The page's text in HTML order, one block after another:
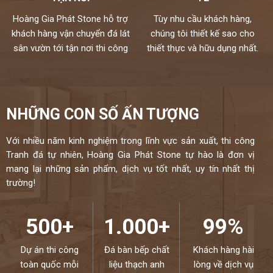
Chúng tôi không bán lẻ đá tấm chỉ nhận gia công chế tác và lắp đặt
theo yêu cầu cho khách hàng nên không phải qua trung gian
Chất lượng,thi công chuyên nghiệp,đội ngũ thợ tay nghề cao đã
được tuyển chọn.
trên máy tính,chúng tôi sẽ luôn đồng hành cùng khách hàng.
Đá cao cấp Hoàng Gia Phát tự hào là đơn vị
thi công đá bàn bếp số 1 tại Hà Nội
NIỀM TIN CỦA KHÁCH LÀ HẠNH PHÚC CỦA CHÚNG TÔI - HÂN
ĐƯỢC PHỤC VỤ QUÝ KHÁCH – HOTLINE:
0946916986
Hoàng Gia Phát Stone hỗ trợ
khách hàng vận chuyển đá lát
sân vườn tới tận nơi thi công
Tùy nhu cầu khách hàng,
chúng tôi thiết kế sao cho
thiết thực và hữu dụng nhất.
NHỮNG CON SỐ ẤN TƯỢNG
Với nhiều năm kinh nghiệm trong lĩnh vực sản xuất, thi công
Tranh đá tự nhiên, Hoàng Gia Phát Stone tự hào là đơn vị
mang lại những sản phẩm, dịch vụ tốt nhất, uy tín nhất thị
trường!
500+
Dự án thi công
toàn quốc mỗi
1.000+
Đá bàn bếp chất
liệu thạch anh
99%
Khách hàng hài
lòng về dịch vụ